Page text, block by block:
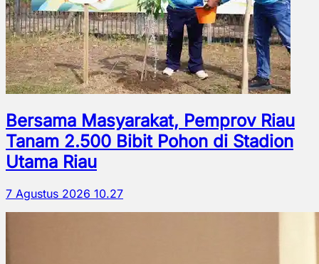
Bersama Masyarakat, Pemprov Riau
Tanam 2.500 Bibit Pohon di Stadion
Utama Riau
7 Agustus 2026 10.27